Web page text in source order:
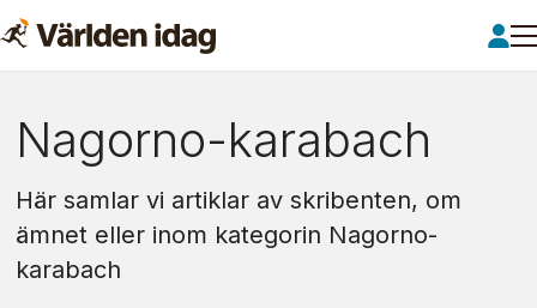
Om:
nagorno-
karabach
Nagorno-karabach
Här samlar vi artiklar av skribenten, om
ämnet eller inom kategorin Nagorno-
karabach